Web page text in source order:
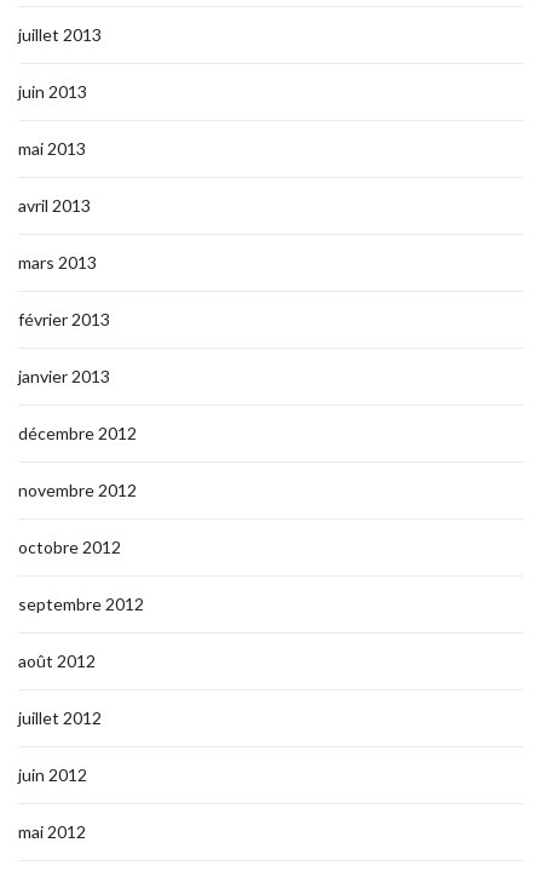
juillet 2013
juin 2013
mai 2013
avril 2013
mars 2013
février 2013
janvier 2013
décembre 2012
novembre 2012
octobre 2012
septembre 2012
août 2012
juillet 2012
juin 2012
mai 2012